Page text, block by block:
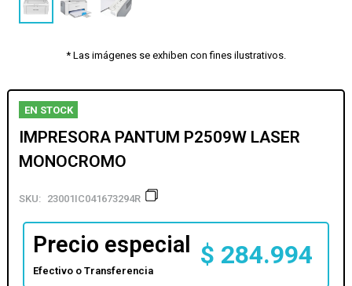
* Las imágenes se exhiben con fines ilustrativos.
EN STOCK
IMPRESORA PANTUM P2509W LASER
MONOCROMO
SKU: 23001IC041673294R
Precio especial
Efectivo o Transferencia
$ 284.994